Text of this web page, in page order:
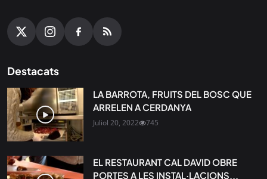
Destacats
LA BARROTA, FRUITS DEL BOSC QUE
ARRELEN A CERDANYA
Juliol 20, 2022 745
EL RESTAURANT CAL DAVID OBRE
PORTES A LES INSTAL·LACIONS...